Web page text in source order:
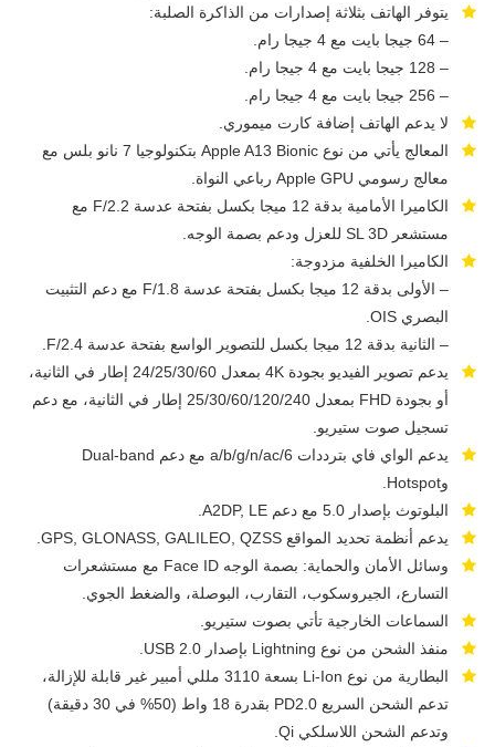
يتوفر الهاتف بثلاثة إصدارات من الذاكرة الصلبة:
– 64 جيجا بايت مع 4 جيجا رام.
– 128 جيجا بايت مع 4 جيجا رام.
– 256 جيجا بايت مع 4 جيجا رام.
لا يدعم الهاتف إضافة كارت ميموري.
المعالج يأتي من نوع Apple A13 Bionic بتكنولوجيا 7 نانو بلس مع
معالج رسومي Apple GPU رباعي النواة.
الكاميرا الأمامية بدقة 12 ميجا بكسل بفتحة عدسة F/2.2 مع
مستشعر SL 3D للعزل ودعم بصمة الوجه.
الكاميرا الخلفية مزدوجة:
– الأولى بدقة 12 ميجا بكسل بفتحة عدسة F/1.8 مع دعم التثبيت
البصري OIS.
– الثانية بدقة 12 ميجا بكسل للتصوير الواسع بفتحة عدسة F/2.4.
يدعم تصوير الفيديو بجودة 4K بمعدل 24/25/30/60 إطار في الثانية،
أو بجودة FHD بمعدل 25/30/60/120/240 إطار في الثانية، مع دعم
تسجيل صوت ستيريو.
يدعم الواي فاي بترددات a/b/g/n/ac/6 مع دعم Dual-band
وHotspot.
البلوتوث بإصدار 5.0 مع دعم A2DP, LE.
يدعم أنظمة تحديد المواقع GPS, GLONASS, GALILEO, QZSS.
وسائل الأمان والحماية: بصمة الوجه Face ID مع مستشعرات
التسارع، الجيروسكوب، التقارب، البوصلة، والضغط الجوي.
السماعات الخارجية تأتي بصوت ستيريو.
منفذ الشحن من نوع Lightning بإصدار USB 2.0.
البطارية من نوع Li-Ion بسعة 3110 مللي أمبير غير قابلة للإزالة،
تدعم الشحن السريع PD2.0 بقدرة 18 واط (50% في 30 دقيقة)
وتدعم الشحن اللاسلكي Qi.